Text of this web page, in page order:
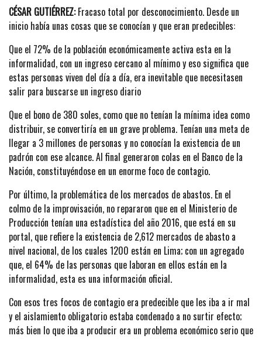
CÉSAR GUTIÉRREZ:Fracaso total por desconocimiento. Desde un
inicio había unas cosas que se conocían y que eran predecibles:
Que el 72% de la población económicamente activa esta en la
informalidad, con un ingreso cercano al mínimo y eso significa que
estas personas viven del día a día, era inevitable que necesitasen
salir para buscarse un ingreso diario
Que el bono de 380 soles, como que no tenían la mínima idea como
distribuir, se convertiría en un grave problema. Tenían una meta de
llegar a 3 millones de personas y no conocían la existencia de un
padrón con ese alcance. Al final generaron colas en el Banco de la
Nación, constituyéndose en un enorme foco de contagio.
Por último, la problemática de los mercados de abastos. En el
colmo de la improvisación, no repararon que en el Ministerio de
Producción tenían una estadística del año 2016, que está en su
portal, que refiere la existencia de 2,612 mercados de abasto a
nivel nacional, de los cuales 1200 están en Lima; con un agregado
que, el 64% de las personas que laboran en ellos están en la
informalidad, esta es una información oficial.
Con esos tres focos de contagio era predecible que les iba a ir mal
y el aislamiento obligatorio estaba condenado a no surtir efecto;
más bien lo que iba a producir era un problema económico serio que